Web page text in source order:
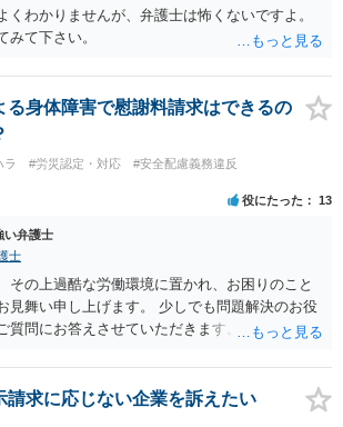
くわかりませんが、弁護士は怖くないですよ。
みて下さい。
る身体障害で慰謝料請求はできるの
ラ #労災認定・対応
#安全配慮義務違反
役にたった 13
い弁護士
士
その上過酷な労働環境に置かれ、お困りのこと
見舞い申し上げます。 少しでも問題解決のお役
質問にお答えさせていただきます。 ご相談者の
からの給付や会社からの損害賠償が、過重労働
の支払が受けられる可能性がある事案とお見受
られる可能性や採るべき手続を検討するには、
請求に応じない企業を訴えたい